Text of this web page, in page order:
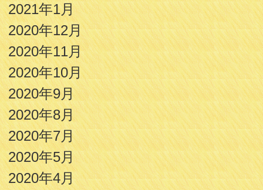
2021年1月
2020年12月
2020年11月
2020年10月
2020年9月
2020年8月
2020年7月
2020年5月
2020年4月